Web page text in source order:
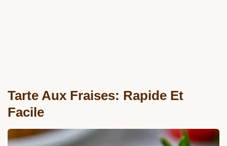
Tarte Aux Fraises: Rapide Et
Facile